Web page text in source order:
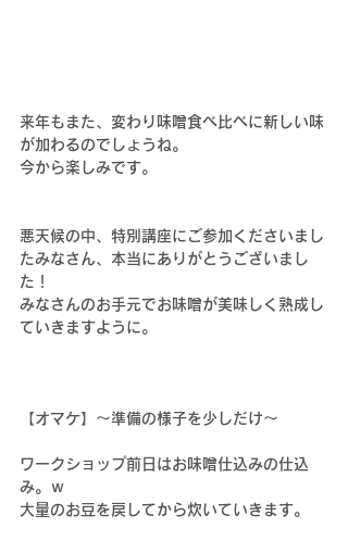
来年もまた、変わり味噌食べ比べに新しい味
が加わるのでしょうね。
今から楽しみです。
悪天候の中、特別講座にご参加くださいまし
たみなさん、本当にありがとうございまし
た！
みなさんのお手元でお味噌が美味しく熟成し
ていきますように。
【オマケ】～準備の様子を少しだけ～
ワークショップ前日はお味噌仕込みの仕込
み。ｗ
大量のお豆を戻してから炊いていきます。